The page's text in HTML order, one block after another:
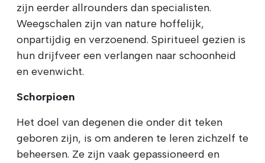
zijn eerder allrounders dan specialisten.
Weegschalen zijn van nature hoffelijk,
onpartijdig en verzoenend. Spiritueel gezien is
hun drijfveer een verlangen naar schoonheid
en evenwicht.
Schorpioen
Het doel van degenen die onder dit teken
geboren zijn, is om anderen te leren zichzelf te
beheersen. Ze zijn vaak gepassioneerd en